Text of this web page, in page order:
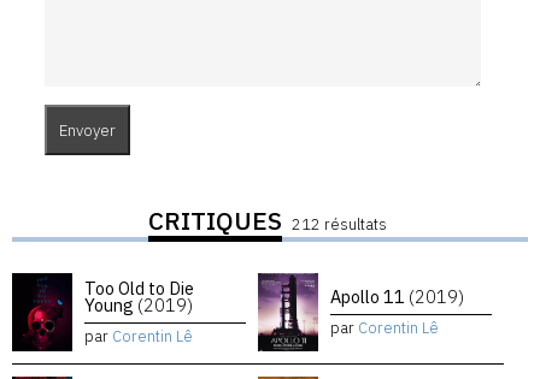
CRITIQUES 212 résultats
Too Old to Die
Young (2019)
par Corentin Lê
Apollo 11 (2019)
par Corentin Lê